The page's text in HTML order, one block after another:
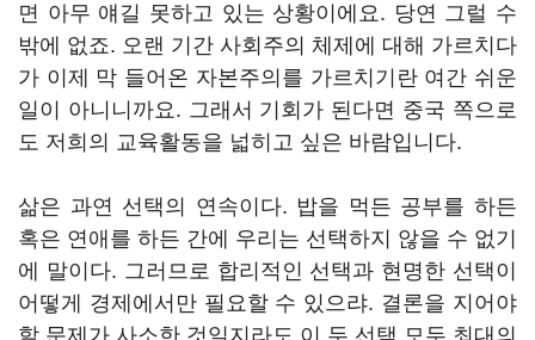
면 아무 얘길 못하고 있는 상황이에요. 당연 그럴 수
밖에 없죠. 오랜 기간 사회주의 체제에 대해 가르치다
가 이제 막 들어온 자본주의를 가르치기란 여간 쉬운
일이 아니니까요. 그래서 기회가 된다면 중국 쪽으로
도 저희의 교육활동을 넓히고 싶은 바람입니다.
삶은 과연 선택의 연속이다. 밥을 먹든 공부를 하든
혹은 연애를 하든 간에 우리는 선택하지 않을 수 없기
에 말이다. 그러므로 합리적인 선택과 현명한 선택이
어떻게 경제에서만 필요할 수 있으랴. 결론을 지어야
할 문제가 사소한 것일지라도 이 두 선택 모두 최대의